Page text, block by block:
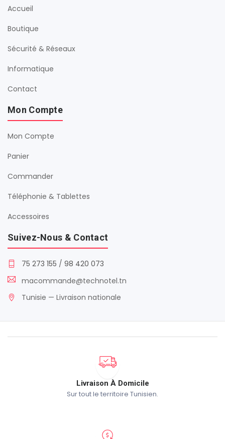
Accueil
Boutique
Sécurité & Réseaux
Informatique
Contact
Mon Compte
Mon Compte
Panier
Commander
Téléphonie & Tablettes
Accessoires
Suivez-Nous & Contact
75 273 155 / 98 420 073
macommande@technotel.tn
Tunisie — Livraison nationale
Livraison À Domicile
Sur tout le territoire Tunisien.